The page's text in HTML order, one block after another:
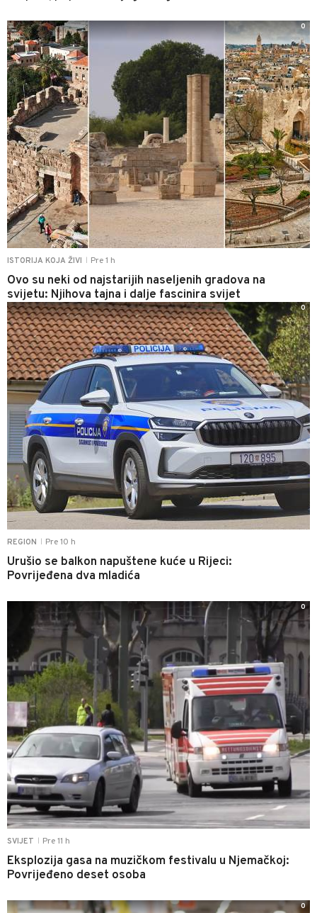
ISTORIJA KOJA ŽIVI Pre 1 h
Ovo su neki od najstarijih naseljenih gradova na
svijetu: Njihova tajna i dalje fascinira svijet
0
REGION Pre 10 h
Urušio se balkon napuštene kuće u Rijeci:
Povrijeđena dva mladića
0
SVIJET Pre 11 h
Eksplozija gasa na muzičkom festivalu u Njemačkoj:
Povrijeđeno deset osoba
0
0